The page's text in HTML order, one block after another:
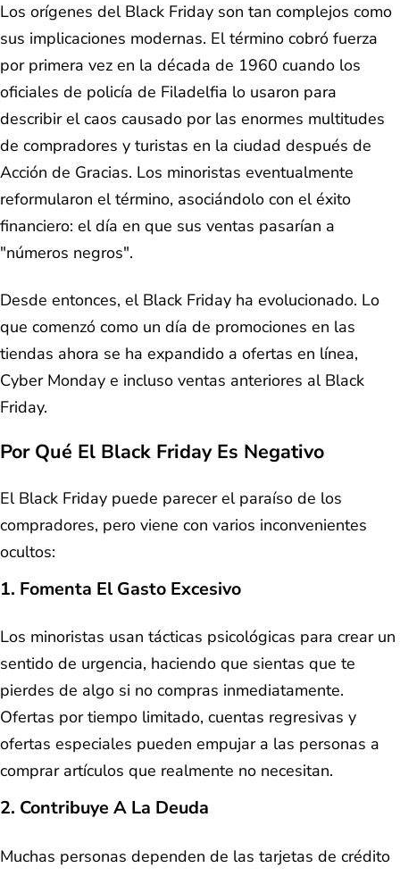
Los orígenes del Black Friday son tan complejos como
sus implicaciones modernas. El término cobró fuerza
por primera vez en la década de 1960 cuando los
oficiales de policía de Filadelfia lo usaron para
describir el caos causado por las enormes multitudes
de compradores y turistas en la ciudad después de
Acción de Gracias. Los minoristas eventualmente
reformularon el término, asociándolo con el éxito
financiero: el día en que sus ventas pasarían a
"números negros".
Desde entonces, el Black Friday ha evolucionado. Lo
que comenzó como un día de promociones en las
tiendas ahora se ha expandido a ofertas en línea,
Cyber Monday e incluso ventas anteriores al Black
Friday.
Por Qué El Black Friday Es Negativo
El Black Friday puede parecer el paraíso de los
compradores, pero viene con varios inconvenientes
ocultos:
1. Fomenta El Gasto Excesivo
Los minoristas usan tácticas psicológicas para crear un
sentido de urgencia, haciendo que sientas que te
pierdes de algo si no compras inmediatamente.
Ofertas por tiempo limitado, cuentas regresivas y
ofertas especiales pueden empujar a las personas a
comprar artículos que realmente no necesitan.
2. Contribuye A La Deuda
Muchas personas dependen de las tarjetas de crédito